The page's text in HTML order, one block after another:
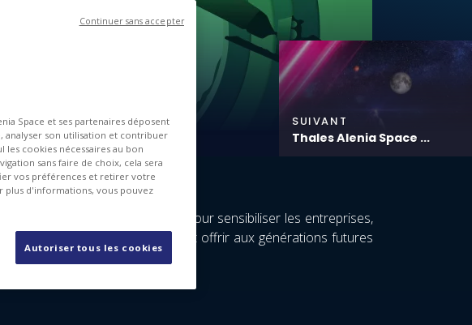
SUIVANT
Thales Alenia Space ...
Cette édition a été imaginée pour sensibiliser les entreprises,
notre environnement et offrir aux générations futures
Space et ses partenaires déposent
analyser son utilisation et contribuer
les cookies nécessaires au bon
sans faire de choix, cela sera
vos préférences et retirer votre
plus d'informations, vous pouvez
Autoriser tous les cookies
Continuer sans accepter